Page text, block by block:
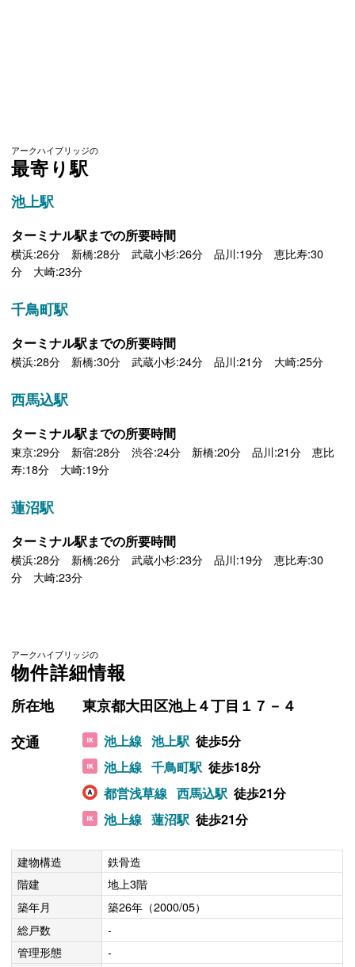
アークハイブリッジの
最寄り駅
池上駅
ターミナル駅までの所要時間
横浜:26分 新橋:28分 武蔵小杉:26分 品川:19分 恵比寿:30
分 大崎:23分
千鳥町駅
ターミナル駅までの所要時間
横浜:28分 新橋:30分 武蔵小杉:24分 品川:21分 大崎:25分
西馬込駅
ターミナル駅までの所要時間
東京:29分 新宿:28分 渋谷:24分 新橋:20分 品川:21分 恵比
寿:18分 大崎:19分
蓮沼駅
ターミナル駅までの所要時間
横浜:28分 新橋:26分 武蔵小杉:23分 品川:19分 恵比寿:30
分 大崎:23分
アークハイブリッジの
物件詳細情報
所在地
東京都大田区池上４丁目１７－４
交通
池上線 池上駅 徒歩5分
池上線 千鳥町駅 徒歩18分
都営浅草線 西馬込駅 徒歩21分
池上線 蓮沼駅 徒歩21分
建物構造
鉄骨造
階建
地上3階
築年月
築26年（2000/05）
総戸数
-
管理形態
-